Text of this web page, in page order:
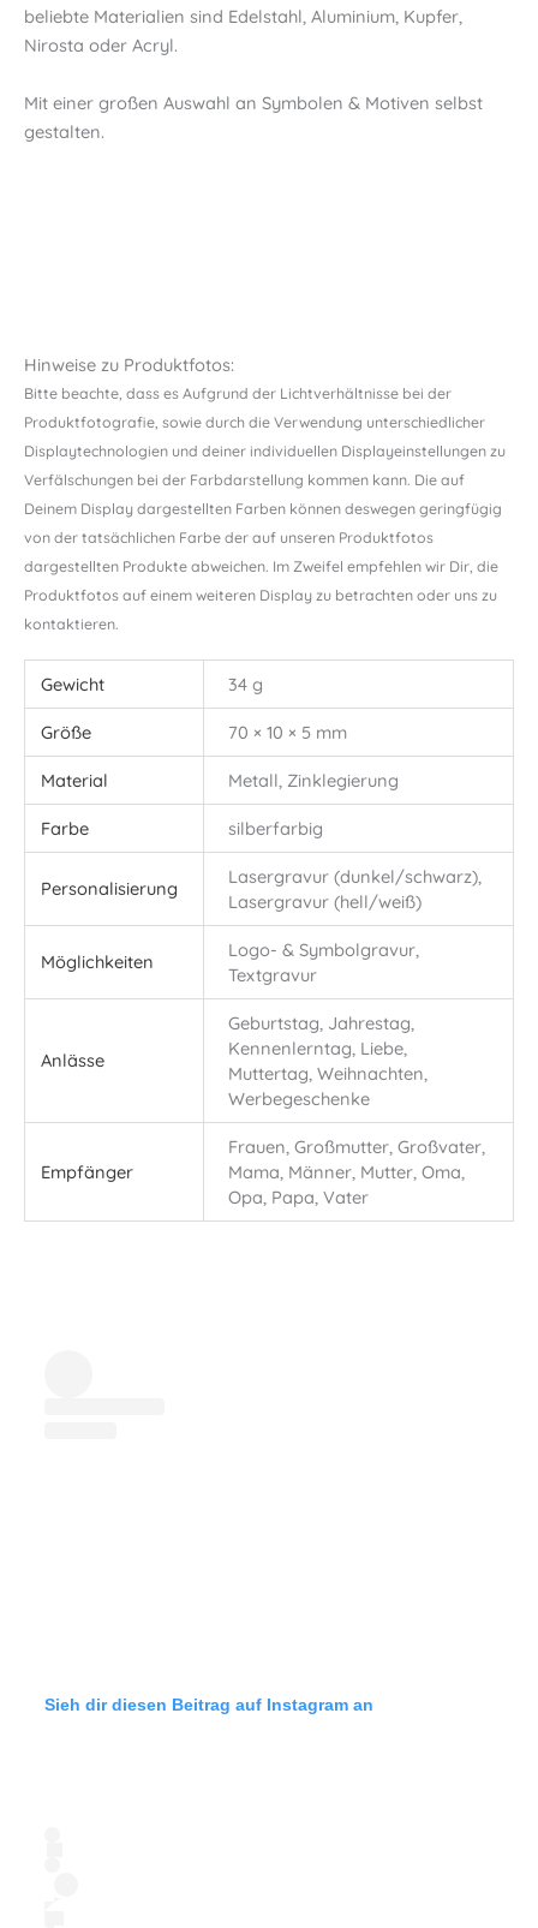
beliebte Materialien sind Edelstahl, Aluminium, Kupfer,
Nirosta oder Acryl.
Mit einer großen Auswahl an Symbolen & Motiven selbst
gestalten.
Hinweise zu Produktfotos:
Bitte beachte, dass es Aufgrund der Lichtverhältnisse bei der
Produktfotografie, sowie durch die Verwendung unterschiedlicher
Displaytechnologien und deiner individuellen Displayeinstellungen zu
Verfälschungen bei der Farbdarstellung kommen kann. Die auf
Deinem Display dargestellten Farben können deswegen geringfügig
von der tatsächlichen Farbe der auf unseren Produktfotos
dargestellten Produkte abweichen. Im Zweifel empfehlen wir Dir, die
Produktfotos auf einem weiteren Display zu betrachten oder uns zu
kontaktieren.
Gewicht 34 g
Größe 70 × 10 × 5 mm
Material Metall, Zinklegierung
Farbe silberfarbig
Personalisierung
Lasergravur (dunkel/schwarz),
Lasergravur (hell/weiß)
Möglichkeiten
Logo- & Symbolgravur,
Textgravur
Anlässe
Geburtstag, Jahrestag,
Kennenlerntag, Liebe,
Muttertag, Weihnachten,
Werbegeschenke
Empfänger
Frauen, Großmutter, Großvater,
Mama, Männer, Mutter, Oma,
Opa, Papa, Vater
Sieh dir diesen Beitrag auf Instagram an